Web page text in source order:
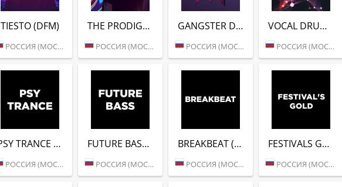
TIESTO (DFM)
РОССИЯ (МОСКВА)
THE PRODIGY (DFM)
РОССИЯ (МОСКВА)
GANGSTER DEEP (DFM)
РОССИЯ (МОСКВА)
VOCAL DRUM (DFM)
РОССИЯ (МОСКВА)
PSY TRANCE (DFM)
РОССИЯ (МОСКВА)
FUTURE BASS (DFM)
РОССИЯ (МОСКВА)
BREAKBEAT (DFM)
РОССИЯ (МОСКВА)
FESTIVALS GOLD (DFM)
РОССИЯ (МОСКВА)